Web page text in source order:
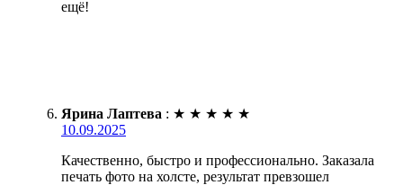
ещё!
Ярина Лаптева : ★ ★ ★ ★ ★
10.09.2025
Качественно, быстро и профессионально. Заказала
печать фото на холсте, результат превзошел